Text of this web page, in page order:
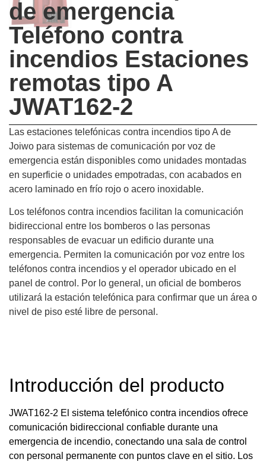
de emergencia
Teléfono contra
incendios Estaciones
remotas tipo A
JWAT162-2
Las estaciones telefónicas contra incendios tipo A de
Joiwo para sistemas de comunicación por voz de
emergencia están disponibles como unidades montadas
en superficie o unidades empotradas, con acabados en
acero laminado en frío rojo o acero inoxidable.
Los teléfonos contra incendios facilitan la comunicación
bidireccional entre los bomberos o las personas
responsables de evacuar un edificio durante una
emergencia. Permiten la comunicación por voz entre los
teléfonos contra incendios y el operador ubicado en el
panel de control. Por lo general, un oficial de bomberos
utilizará la estación telefónica para confirmar que un área o
nivel de piso esté libre de personal.
Introducción del producto
JWAT162-2 El sistema telefónico contra incendios ofrece
comunicación bidireccional confiable durante una
emergencia de incendio, conectando una sala de control
con personal permanente con puntos clave en el sitio. Los